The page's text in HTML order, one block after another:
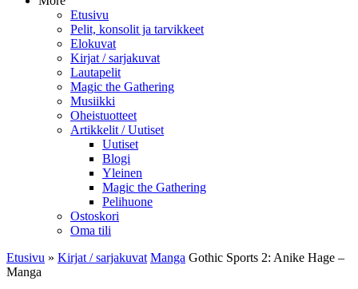
Etusivu
Pelit, konsolit ja tarvikkeet
Elokuvat
Kirjat / sarjakuvat
Lautapelit
Magic the Gathering
Musiikki
Oheistuotteet
Artikkelit / Uutiset
Uutiset
Blogi
Yleinen
Magic the Gathering
Pelihuone
Ostoskori
Oma tili
Etusivu » Kirjat / sarjakuvat Manga Gothic Sports 2: Anike Hage –
Manga